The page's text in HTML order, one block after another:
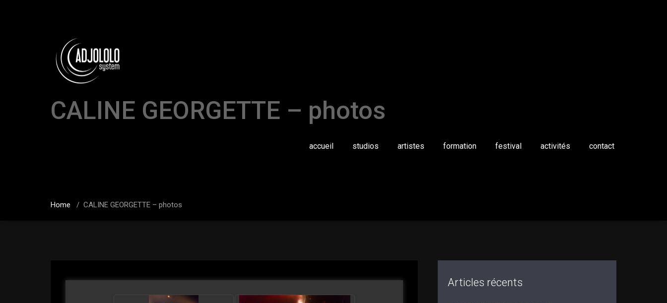
accueil studios artistes formation festival activités contact
CALINE GEORGETTE – photos
Home / CALINE GEORGETTE – photos
Articles récents